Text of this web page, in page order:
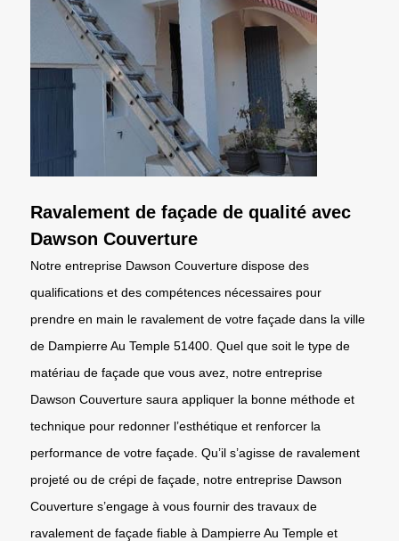
Ravalement de façade de qualité avec
Dawson Couverture
Notre entreprise Dawson Couverture dispose des
qualifications et des compétences nécessaires pour
prendre en main le ravalement de votre façade dans la ville
de Dampierre Au Temple 51400. Quel que soit le type de
matériau de façade que vous avez, notre entreprise
Dawson Couverture saura appliquer la bonne méthode et
technique pour redonner l’esthétique et renforcer la
performance de votre façade. Qu’il s’agisse de ravalement
projeté ou de crépi de façade, notre entreprise Dawson
Couverture s’engage à vous fournir des travaux de
ravalement de façade fiable à Dampierre Au Temple et